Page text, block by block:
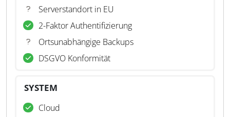
Serverstandort in EU
2-Faktor Authentifizierung
Ortsunabhängige Backups
DSGVO Konformität
SYSTEM
Cloud